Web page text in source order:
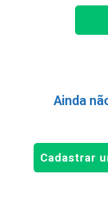
Ainda
Cadastrar